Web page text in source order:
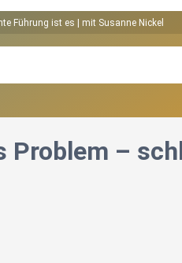
Führung ist es | mit Susanne Nickel
Problem –